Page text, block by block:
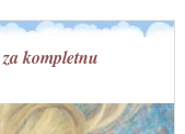
kompletnu